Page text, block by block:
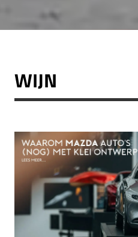
WIJN